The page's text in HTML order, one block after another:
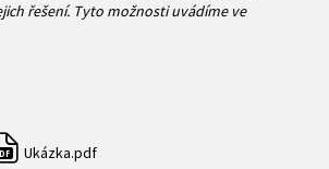
řešení. Tyto možnosti uvádíme ve
Ukázka.pdf